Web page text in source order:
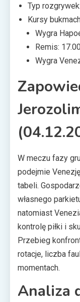
Typ
Kursy
Wygra
Remis:
Wygra
W meczu fazy
podejmie
tabeli.
własnego
natomiast
kontrolę piłki i
Przebieg
rotacje, liczba
momentach.
Analiza